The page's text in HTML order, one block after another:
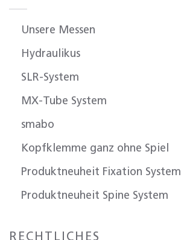
Unsere Messen
Hydraulikus
SLR-System
MX-Tube System
smabo
Kopfklemme ganz ohne Spiel
Produktneuheit Fixation System
Produktneuheit Spine System
RECHTLICHES